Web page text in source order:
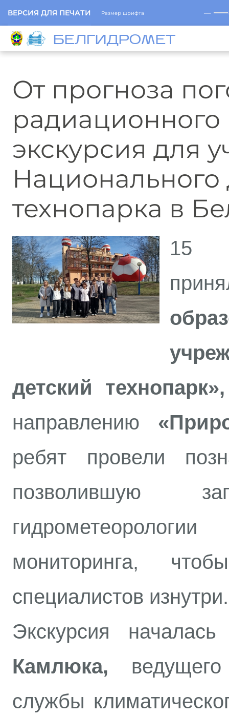
ВЕРСИЯ ДЛЯ ПЕЧАТИ Размер шрифта ─
БЕЛГИДРОМЕТ
От прогноза
экскурсия для
Национального
технопарка в
15
детский технопарк»,
направлению
ребят провели
позволившую
мониторинга,
специалистов изнутри.
Экскурсия
Камлюка,
службы